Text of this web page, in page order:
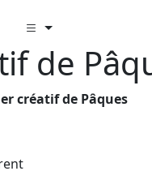
de
créatif de Pâques